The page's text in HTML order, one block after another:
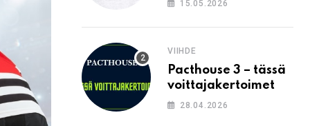
15.05.2026
VIIHDE
Pacthouse 3 – tässä
voittajakertoimet
28.04.2026